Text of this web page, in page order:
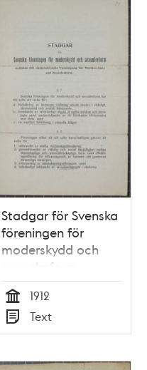
Stadgar för Svenska
föreningen för
moderskydd och
sexualreform
Tid
1912
Typ
Text